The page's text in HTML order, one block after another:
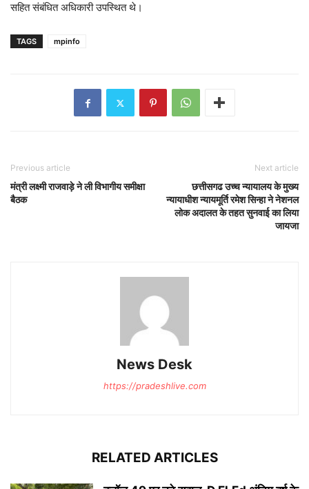
सहित संबंधित अधिकारी उपस्थित थे।
TAGS mpinfo
Previous article
मंत्री लक्ष्मी राजवाड़े ने ली विभागीय समीक्षा
बैठक
Next article
छत्तीसगढ उच्च न्यायालय के मुख्य
न्यायाधीश न्यायमूर्ति रमेश सिन्हा ने नेशनल
लोक अदालत के तहत सुनवाई का लिया
जायजा
News Desk
https://pradeshlive.com
RELATED ARTICLES